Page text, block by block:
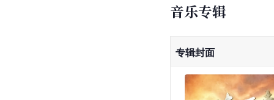
音乐专辑
专辑封面